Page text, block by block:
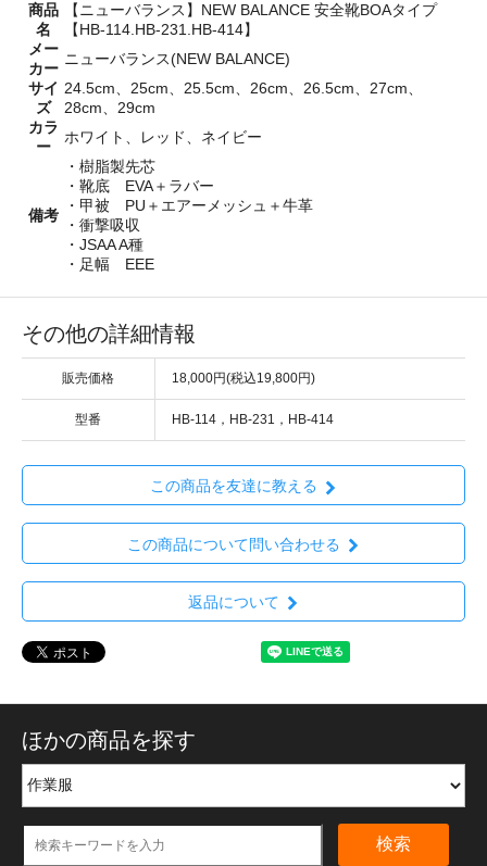
商品
名
【ニューバランス】NEW BALANCE 安全靴BOAタイプ
【HB-114.HB-231.HB-414】
メー
カー
ニューバランス(NEW BALANCE)
サイ
ズ
24.5cm、25cm、25.5cm、26cm、26.5cm、27cm、
28cm、29cm
カラ
ー
ホワイト、レッド、ネイビー
備考
・樹脂製先芯
・靴底 EVA＋ラバー
・甲被 PU＋エアーメッシュ＋牛革
・衝撃吸収
・JSAA A種
・足幅 EEE
その他の詳細情報
販売価格 18,000円(税込19,800円)
型番 HB-114，HB-231，HB-414
この商品を友達に教える
この商品について問い合わせる
返品について
ほかの商品を探す
検索